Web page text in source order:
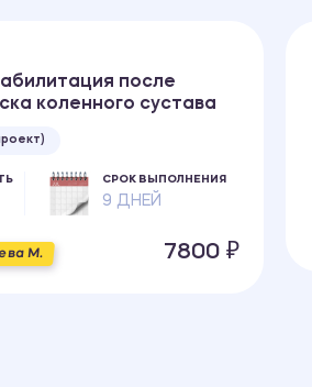
после
коленного сустава
СРОК ВЫПОЛНЕНИЯ
9 ДНЕЙ
М. 7800 ₽